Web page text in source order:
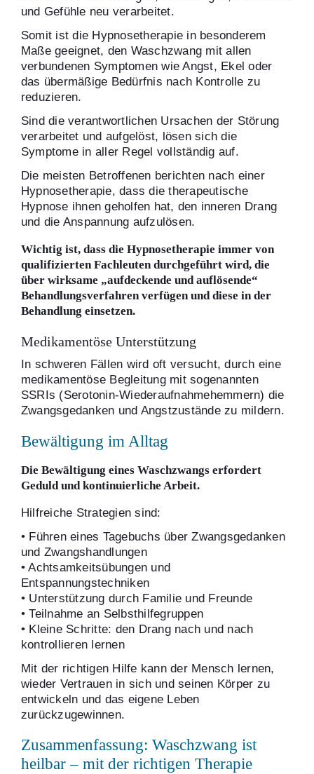
und Gefühle neu verarbeitet.
Somit ist die Hypnosetherapie in besonderem
Maße geeignet, den Waschzwang mit allen
verbundenen Symptomen wie Angst, Ekel oder
das übermäßige Bedürfnis nach Kontrolle zu
reduzieren.
Sind die verantwortlichen Ursachen der Störung
verarbeitet und aufgelöst, lösen sich die
Symptome in aller Regel vollständig auf.
Die meisten Betroffenen berichten nach einer
Hypnosetherapie, dass die therapeutische
Hypnose ihnen geholfen hat, den inneren Drang
und die Anspannung aufzulösen.
Wichtig ist, dass die Hypnosetherapie immer von
qualifizierten Fachleuten durchgeführt wird, die
über wirksame „aufdeckende und auflösende“
Behandlungsverfahren verfügen und diese in der
Behandlung einsetzen.
Medikamentöse Unterstützung
In schweren Fällen wird oft versucht, durch eine
medikamentöse Begleitung mit sogenannten
SSRIs (Serotonin-Wiederaufnahmehemmern) die
Zwangsgedanken und Angstzustände zu mildern.
Bewältigung im Alltag
Die Bewältigung eines Waschzwangs erfordert
Geduld und kontinuierliche Arbeit.
Hilfreiche Strategien sind:
• Führen eines Tagebuchs über Zwangsgedanken
und Zwangshandlungen
• Achtsamkeitsübungen und
Entspannungstechniken
• Unterstützung durch Familie und Freunde
• Teilnahme an Selbsthilfegruppen
• Kleine Schritte: den Drang nach und nach
kontrollieren lernen
Mit der richtigen Hilfe kann der Mensch lernen,
wieder Vertrauen in sich und seinen Körper zu
entwickeln und das eigene Leben
zurückzugewinnen.
Zusammenfassung: Waschzwang ist
heilbar – mit der richtigen Therapie